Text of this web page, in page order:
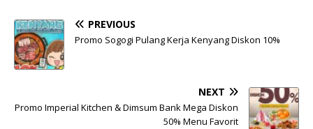
PREVIOUS
Promo Sogogi Pulang Kerja Kenyang Diskon 10%
NEXT
Promo Imperial Kitchen & Dimsum Bank Mega Diskon
50% Menu Favorit